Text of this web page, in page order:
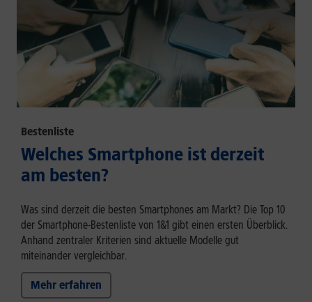
Bestenliste
Welches Smartphone ist derzeit
am besten?
Was sind derzeit die besten Smartphones am Markt? Die Top 10
der Smartphone-Bestenliste von 1&1 gibt einen ersten Überblick.
Anhand zentraler Kriterien sind aktuelle Modelle gut
miteinander vergleichbar.
Mehr erfahren